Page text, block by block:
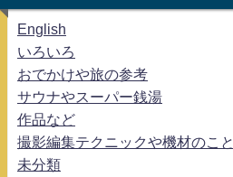
English
いろいろ
おでかけや旅の参考
サウナやスーパー銭湯
作品など
撮影編集テクニックや機材のこと
未分類